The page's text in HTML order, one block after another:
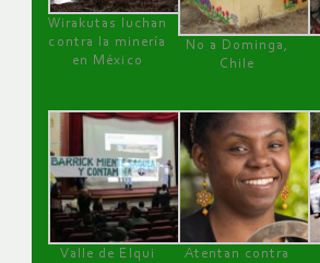
Wirakutas luchan
contra la minería
en México
No a Dominga,
Chile
Valle de Elqui
Atentan contra